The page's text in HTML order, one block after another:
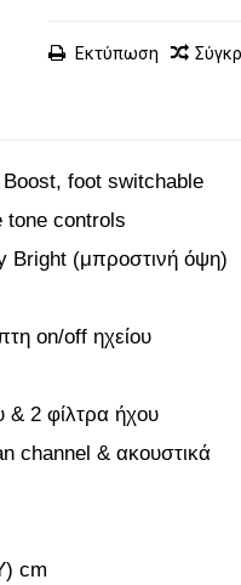
Εκτύπωση
foot switchable
tone controls
Bright (μπροστινή όψη)
on/off ηχείου
2 φίλτρα ήχου
channel & ακουστικά
cm